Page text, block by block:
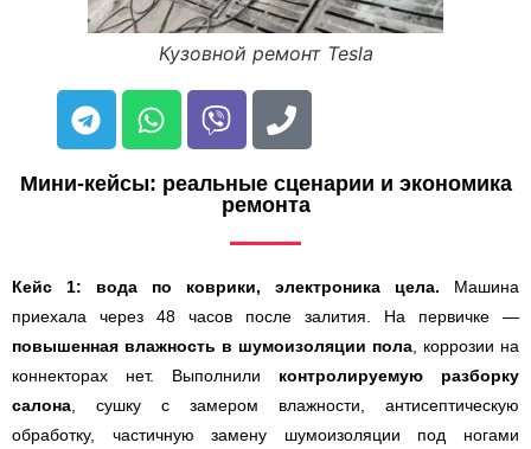
Кузовной ремонт Tesla
Мини-кейсы: реальные сценарии и экономика
ремонта
Кейс 1: вода по коврики, электроника цела. Машина
приехала через 48 часов после залития. На первичке —
повышенная влажность в шумоизоляции пола , коррозии на
коннекторах нет. Выполнили контролируемую разборку
салона , сушку с замером влажности, антисептическую
обработку, частичную замену шумоизоляции под ногами